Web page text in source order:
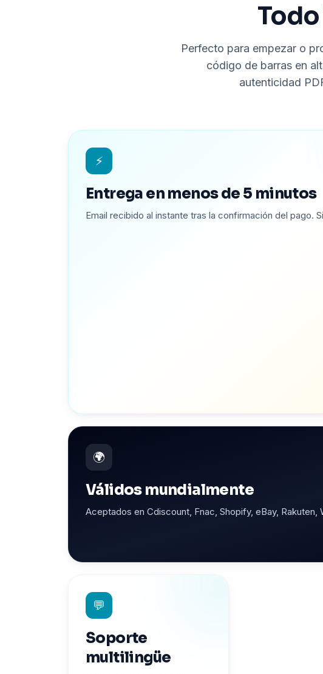
Perfecto para empezar o
código de barras en
autenticidad
⚡
Entrega en menos de 5 minutos
Email recibido al instante tras la confirmación del pago.
🌍
Válidos mundialmente
Aceptados en Cdiscount, Fnac, Shopify, eBay,
💬
Soporte
multilingüe